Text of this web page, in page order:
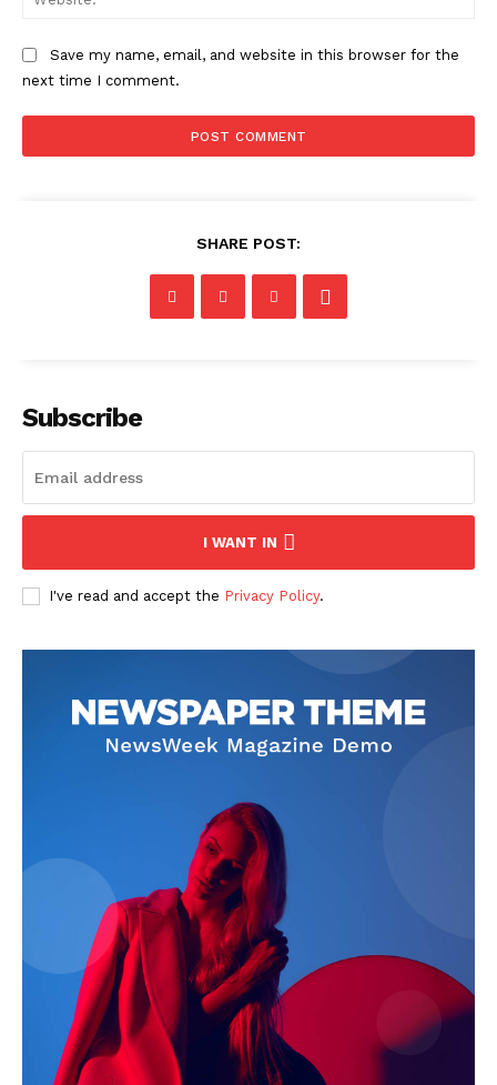
Save my name, email, and website in this browser for the
next time I comment.
SHARE POST:
Subscribe
I WANT IN
I've read and accept the Privacy Policy.